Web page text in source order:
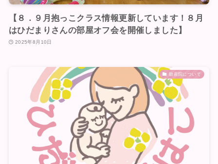
【８．９月抱っこクラス情報更新しています！８月
はひだまりさんの部屋オフ会を開催しました】
2025年8月10日
助産院について